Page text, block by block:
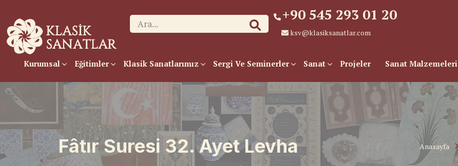
+90 545 293 01 20
ksv@klasiksanatlar.com
Kurumsal Eğitimler Klasik Sanatlarımız Sergi Ve Seminerler Sanat Projeler Sanat Malzemeleri
Fâtır Suresi 32. Ayet Levha Anasayfa